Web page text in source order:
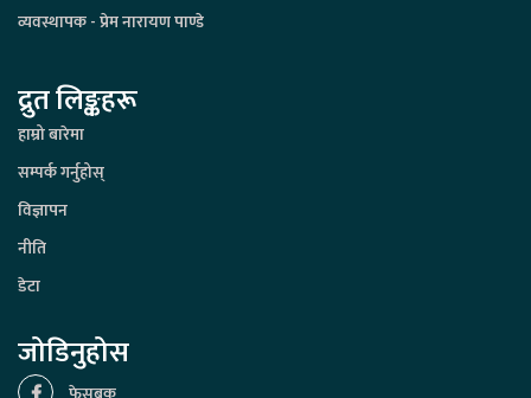
व्यवस्थापक - प्रेम नारायण पाण्डे
द्रुत लिङ्कहरू
हाम्रो बारेमा
सम्पर्क गर्नुहोस्
विज्ञापन
नीति
डेटा
जोडिनुहोस